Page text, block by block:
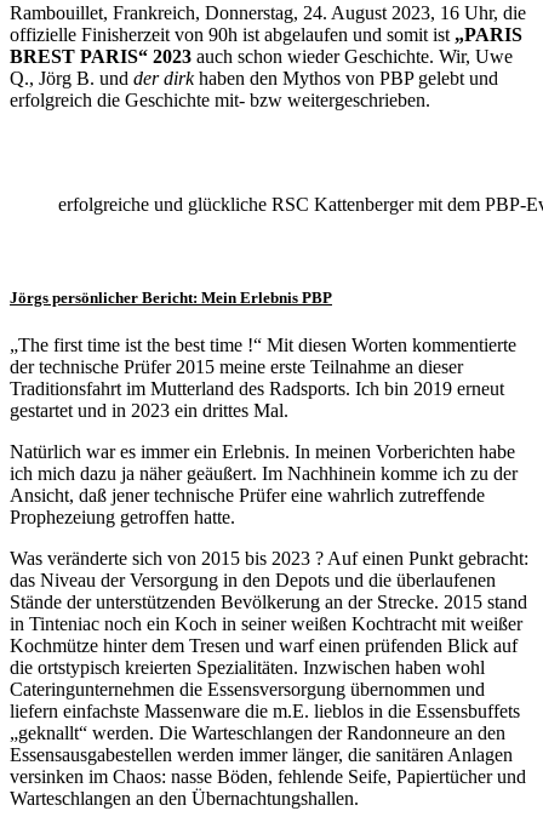
Rambouillet, Frankreich, Donnerstag, 24. August 2023, 16 Uhr, die
offizielle Finisherzeit von 90h ist abgelaufen und somit ist „PARIS
BREST PARIS“ 2023 auch schon wieder Geschichte. Wir, Uwe
Q., Jörg B. und der dirkhaben den Mythos von PBP gelebt und
erfolgreich die Geschichte mit- bzw weitergeschrieben.
erfolgreiche und glückliche RSC Kattenberger mit dem PBP-
Jörgs persönlicher Bericht: Mein Erlebnis PBP
„The first time ist the best time !“ Mit diesen Worten kommentierte
der technische Prüfer 2015 meine erste Teilnahme an dieser
Traditionsfahrt im Mutterland des Radsports. Ich bin 2019 erneut
gestartet und in 2023 ein drittes Mal.
Natürlich war es immer ein Erlebnis. In meinen Vorberichten habe
ich mich dazu ja näher geäußert. Im Nachhinein komme ich zu der
Ansicht, daß jener technische Prüfer eine wahrlich zutreffende
Prophezeiung getroffen hatte.
Was veränderte sich von 2015 bis 2023 ? Auf einen Punkt gebracht:
das Niveau der Versorgung in den Depots und die überlaufenen
Stände der unterstützenden Bevölkerung an der Strecke. 2015 stand
in Tinteniac noch ein Koch in seiner weißen Kochtracht mit weißer
Kochmütze hinter dem Tresen und warf einen prüfenden Blick auf
die ortstypisch kreierten Spezialitäten. Inzwischen haben wohl
Cateringunternehmen die Essensversorgung übernommen und
liefern einfachste Massenware die m.E. lieblos in die Essensbuffets
„geknallt“ werden. Die Warteschlangen der Randonneure an den
Essensausgabestellen werden immer länger, die sanitären Anlagen
versinken im Chaos: nasse Böden, fehlende Seife, Papiertücher und
Warteschlangen an den Übernachtungshallen.